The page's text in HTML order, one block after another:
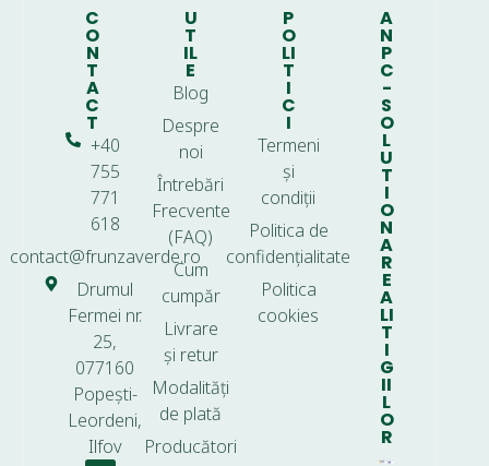
C
O
N
T
A
C
T
+40
755
771
618
contact@frunzaverde.ro
Drumul
Fermei nr.
25,
077160
Popești-
Leordeni,
Ilfov
U
T
IL
E
Blog
Despre
noi
Întrebări
Frecvente
(FAQ)
Cum
cumpăr
Livrare
și retur
Modalități
de plată
Producători
P
O
LI
T
I
C
I
Termeni
și
condiții
Politica de
confidențialitate
Politica
cookies
A
N
P
C
-
S
O
L
U
T
I
O
N
A
R
E
A
LI
T
I
G
II
L
O
R